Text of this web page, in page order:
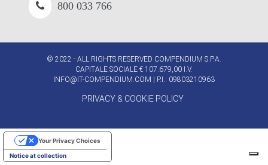
800 033 766
© 2022 - ALL RIGHTS RESERVED COMPENDIUM S.P.A.
CAPITALE SOCIALE € 107.679,00 I.V.
INFO@IT-COMPENDIUM.COM | P.I.: 09803210963
PRIVACY & COOKIE POLICY
Notice at collection
Your Privacy Choices